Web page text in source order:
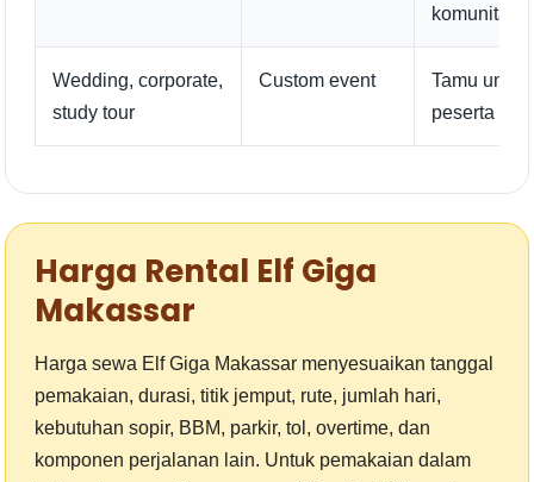
komunitas
Wedding, corporate,
study tour
Custom event
Tamu
peserta
Harga Rental Elf Giga
Makassar
Harga sewa Elf Giga Makassar menyesuaikan tanggal
pemakaian, durasi, titik jemput, rute, jumlah hari,
kebutuhan sopir, BBM, parkir, tol, overtime, dan
komponen perjalanan lain. Untuk pemakaian dalam